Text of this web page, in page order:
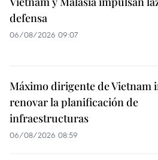
defensa
06/08/2026 09:07
Máximo dirigente de Vietnam
renovar la planificación de
infraestructuras
06/08/2026 08:59